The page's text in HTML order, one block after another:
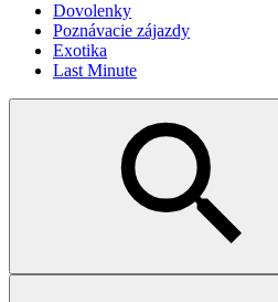
Dovolenky
Poznávacie zájazdy
Exotika
Last Minute